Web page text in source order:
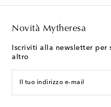
Novità Mytheresa
Iscriviti alla newsletter
altro
Il tuo indirizzo e-mail